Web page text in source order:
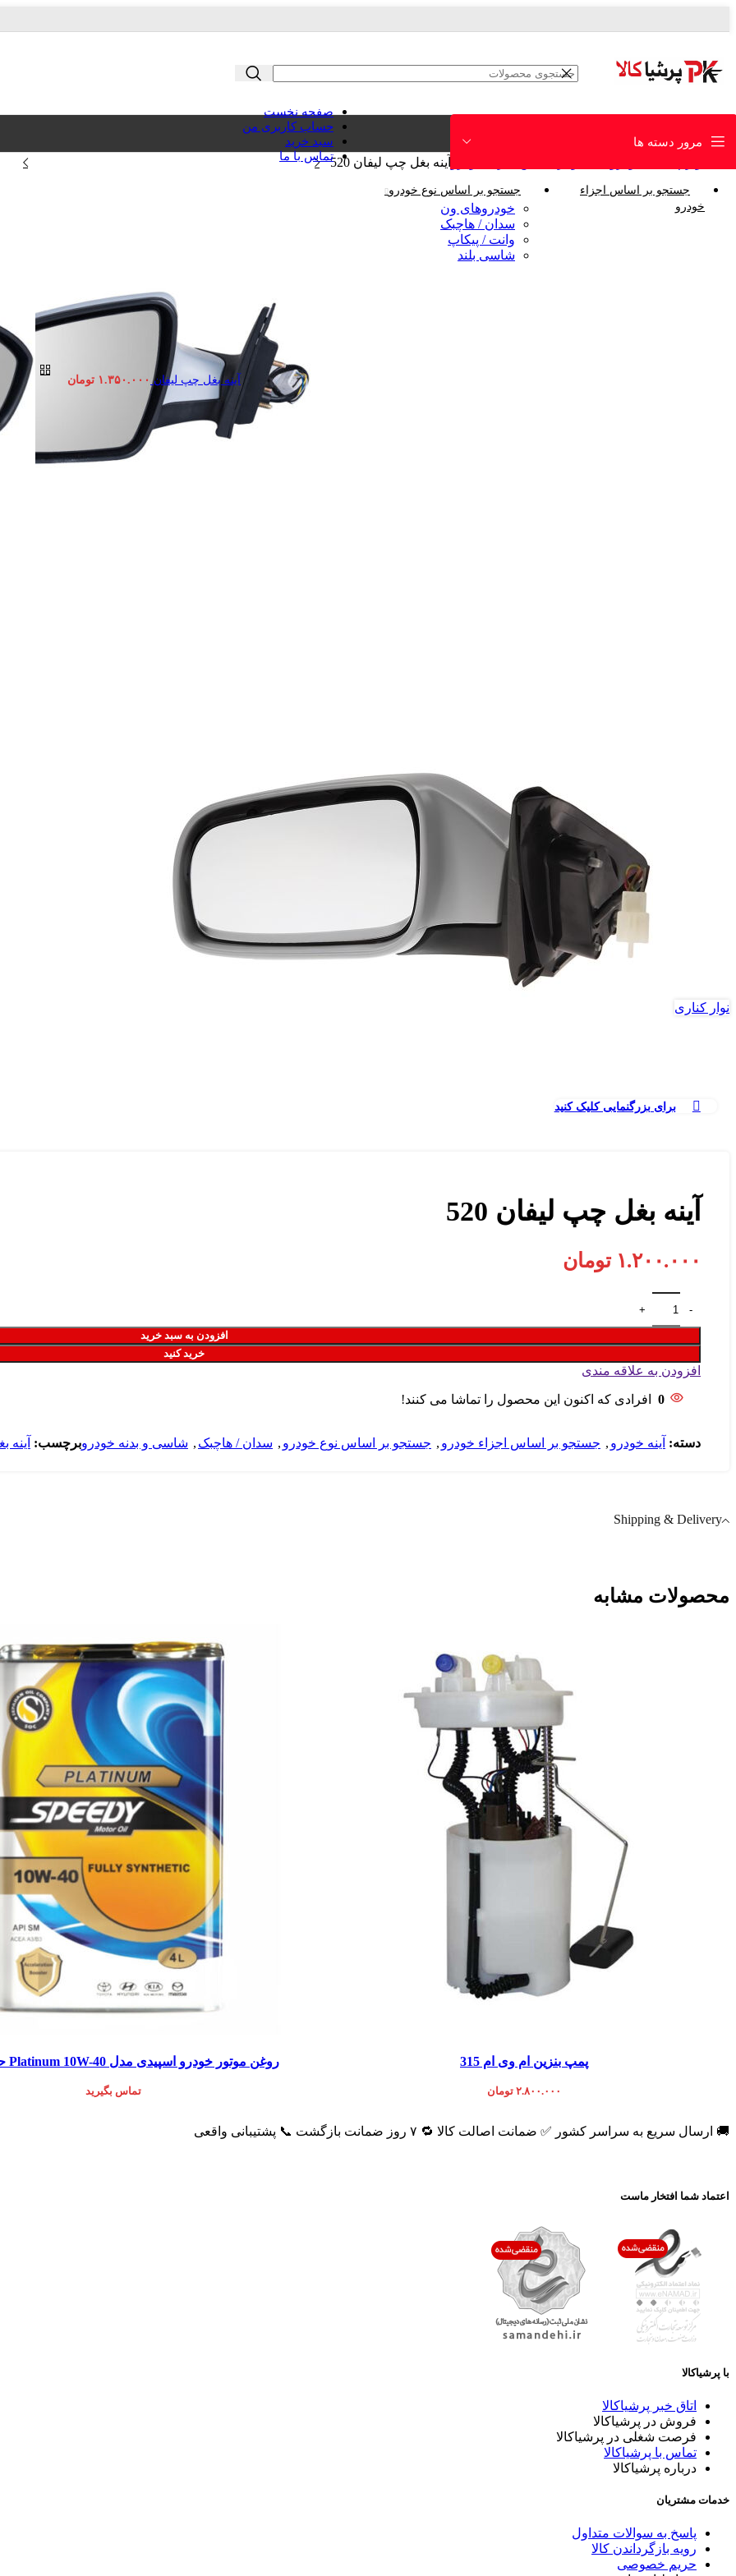
مرور دسته ها
جستجو بر اساس اجزاء
خودرو
جستجو بر اساس نوع خودرو
خودروهای ون
سدان / هاچبک
وانت / پیکاپ
شاسی بلند
صفحه نخست
حساب کاربری من
سبد خرید
تماس با ما
آینه بغل چپ لیفان 520
آینه بغل چپ لیفان ۱.۳۵۰.۰۰۰ تومان
برای بزرگنمایی کلیک کنید
آینه بغل چپ لیفان 520
۱.۲۰۰.۰۰۰ تومان
افزودن به سبد خرید
خرید کنید
افزودن به علاقه مندی
0 افرادی که اکنون این محصول را تماشا می کنند!
دسته: آینه خودرو , جستجو بر اساس اجزاء خودرو , جستجو بر اساس نوع خودرو , سدان / هاچبک , شاسی و بدنه خودروبرچسب:
Shipping & Delivery
محصولات مشابه
پمپ بنزین ام وی ام 315
۲.۸۰۰.۰۰۰ تومان
روغن موتور خودرو اسپیدی مدل Platinum 10W-40 حجم 4 لیتر
تماس بگیرید
🚚 ارسال سریع به سراسر کشور ✅ ضمانت اصالت کالا 🔁 ۷ روز ضمانت بازگشت 📞 پشتیبانی واقعی
اعتماد شما افتخار ماست
با پرشیاکالا
اتاق خبر پرشیاکالا
فروش در پرشیاکالا
فرصت شغلی در پرشیاکالا
تماس با پرشیاکالا
درباره پرشیاکالا
خدمات مشتریان
پاسخ به سوالات متداول
رویه بازگرداندن کالا
حریم خصوصی
نوار کناری